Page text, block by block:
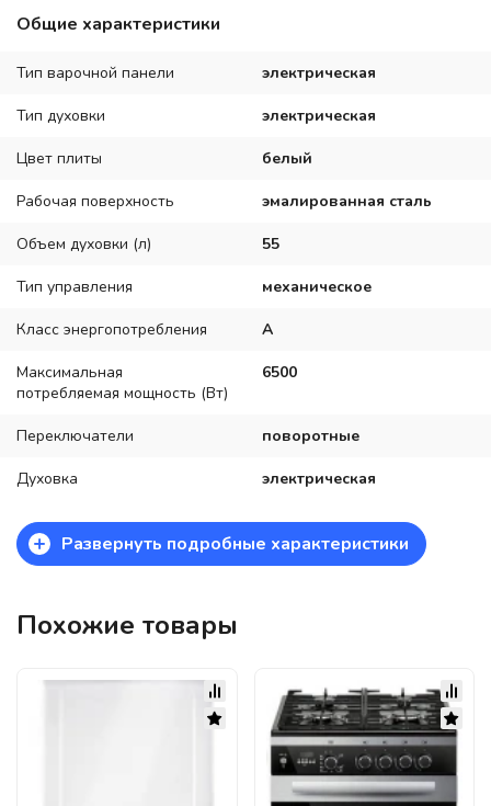
Общие характеристики
Тип варочной панели электрическая
Тип духовки электрическая
Цвет плиты белый
Рабочая поверхность эмалированная сталь
Объем духовки (л) 55
Тип управления механическое
Класс энергопотребления A
Максимальная
потребляемая мощность (Вт)
6500
Переключатели поворотные
Духовка электрическая
+ Развернуть подробные характеристики
Похожие товары